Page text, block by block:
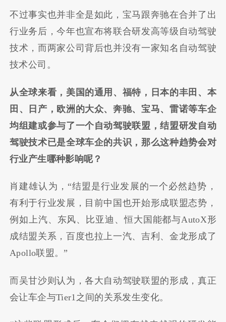
不过事实也并非全是如此，宝马跟奔驰在合并了出
行业务后，今年也宣布将联合研发高等级自动驾驶
技术，而两家公司背后也并没有一家知名自动驾驶
技术公司。
从全球来看，美国的通用、福特，日本的丰田、本
田、日产，欧洲的大众、奔驰、宝马、雷诺等车企
均组建或参与了一个自动驾驶联盟，结盟研发自动
驾驶技术已是全球车企的共识，那么这种趋势会对
行业产生哪种影响呢？
肖建雄认为， “结盟是行业发展的一个必然趋势，
有利于行业发展，目前中国也开始形成联盟态势，
例如上汽、东风、比亚迪、恒大国能都与AutoX形
成结盟关系，百度也拉上一汽、吉利、金龙形成了
Apollo联盟。”
而吴甘沙则认为，各大自动驾驶联盟的形成，真正
会让车企与Tier1 之间的关系发生变化。